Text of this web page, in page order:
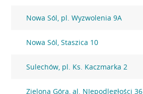
Nowa Sól, pl. Wyzwolenia 9A
Nowa Sól, Staszica 10
Sulechów, pl. Ks. Kaczmarka 2
Zielona Góra, al. NIepodległości 36